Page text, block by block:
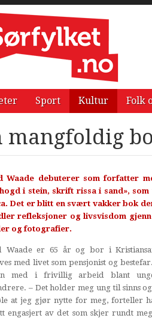
Sport Kultur Folk
mangfoldig
Waade debuterer som forfatter
i stein, skrift rissa i sand», som
Det er blitt en svært vakker bok
refleksjoner og livsvisdom
og fotografier.
Waade er 65 år og bor i
med livet som pensjonist og
med i frivillig arbeid blant
– Det holder meg ung til sinns
at jeg gjør nytte for meg, forteller
engasjert av det som skjer rundt